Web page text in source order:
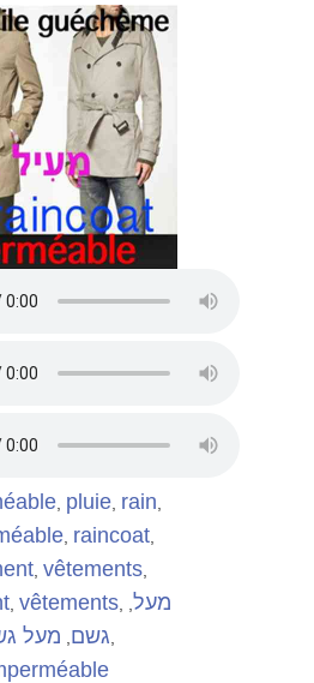
, pluie, rain
, raincoat,
, vêtements,
, vêtements, מעל
גשם מעל